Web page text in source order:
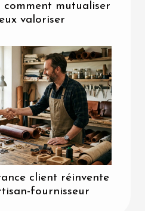
mutualiser
valoriser
client réinvente
fournisseur